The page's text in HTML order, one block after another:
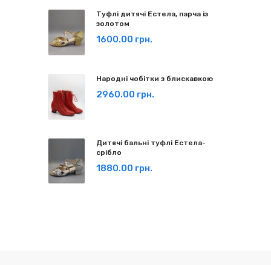
Туфлі дитячі Естела, парча із
золотом
1600.00 грн.
Народні чобітки з блискавкою
2960.00 грн.
Дитячі бальні туфлі Естела-
срібло
1880.00 грн.